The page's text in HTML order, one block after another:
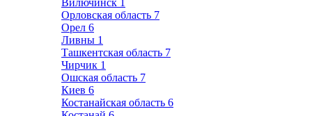
Вилючинск 1
Орловская область 7
Орел 6
Ливны 1
Ташкентская область 7
Чирчик 1
Ошская область 7
Киев 6
Костанайская область 6